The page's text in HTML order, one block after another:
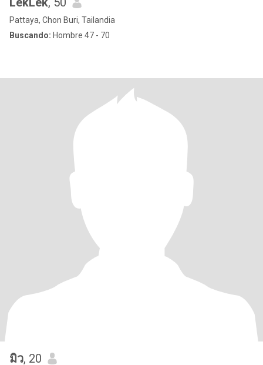
Pattaya, Chon Buri, Tailandia
Buscando: Hombre 47 - 70
มิว, 20